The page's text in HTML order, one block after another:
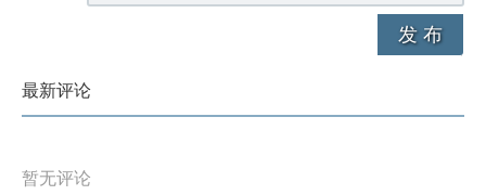
发 布
最新评论
暂无评论